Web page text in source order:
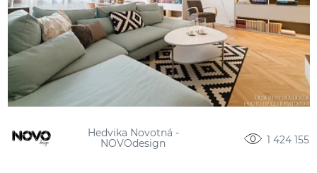
Hedvika Novotná -
NOVOdesign
1 424 155